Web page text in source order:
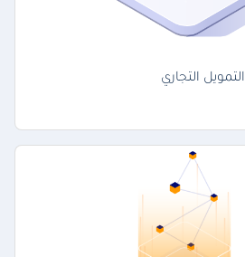
التمويل التجاري